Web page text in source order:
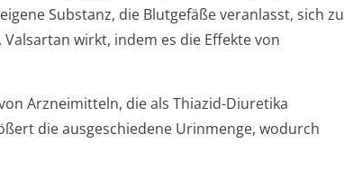
Substanz, die Blutgefäße veranlasst, sich zu
wirkt, indem es die Effekte von
Arzneimitteln, die als Thiazid-Diuretika
die ausgeschiedene Urinmenge, wodurch